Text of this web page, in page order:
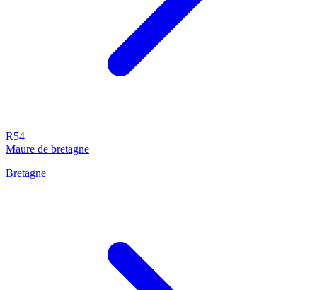
R54
Maure de bretagne
Bretagne